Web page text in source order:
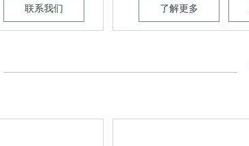
联系我们 了解更多